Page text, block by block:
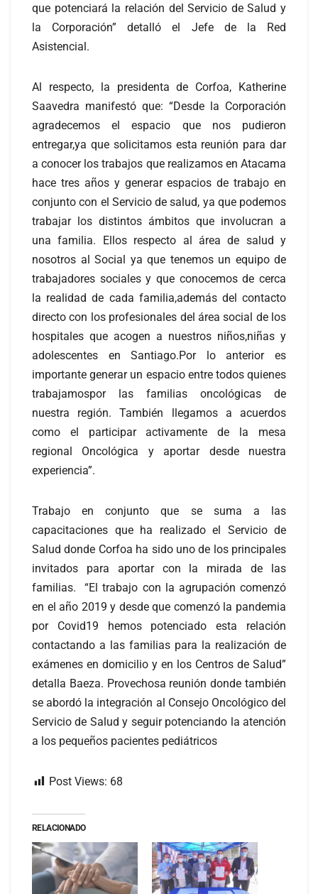
que potenciará la relación del Servicio de Salud y
la Corporación” detalló el Jefe de la Red
Asistencial.
Al respecto, la presidenta de Corfoa, Katherine
Saavedra manifestó que: “Desde la Corporación
agradecemos el espacio que nos pudieron
entregar,ya que solicitamos esta reunión para dar
a conocer los trabajos que realizamos en Atacama
hace tres años y generar espacios de trabajo en
conjunto con el Servicio de salud, ya que podemos
trabajar los distintos ámbitos que involucran a
una familia. Ellos respecto al área de salud y
nosotros al Social ya que tenemos un equipo de
trabajadores sociales y que conocemos de cerca
la realidad de cada familia,además del contacto
directo con los profesionales del área social de los
hospitales que acogen a nuestros niños,niñas y
adolescentes en Santiago.Por lo anterior es
importante generar un espacio entre todos quienes
trabajamospor las familias oncológicas de
nuestra región. También llegamos a acuerdos
como el participar activamente de la mesa
regional Oncológica y aportar desde nuestra
experiencia”.
Trabajo en conjunto que se suma a las
capacitaciones que ha realizado el Servicio de
Salud donde Corfoa ha sido uno de los principales
invitados para aportar con la mirada de las
familias. “El trabajo con la agrupación comenzó
en el año 2019 y desde que comenzó la pandemia
por Covid19 hemos potenciado esta relación
contactando a las familias para la realización de
exámenes en domicilio y en los Centros de Salud”
detalla Baeza. Provechosa reunión donde también
se abordó la integración al Consejo Oncológico del
Servicio de Salud y seguir potenciando la atención
a los pequeños pacientes pediátricos
Post Views: 68
RELACIONADO